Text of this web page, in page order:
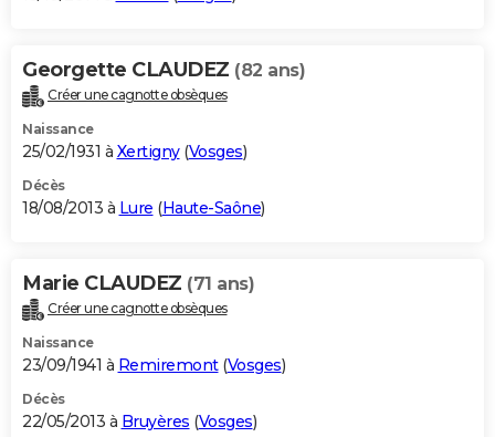
Georgette CLAUDEZ (82 ans)
Créer une cagnotte obsèques
Naissance
25/02/1931 à Xertigny(Vosges)
Décès
18/08/2013 à Lure (Haute-Saône)
Marie CLAUDEZ (71 ans)
Créer une cagnotte obsèques
Naissance
23/09/1941 à Remiremont(Vosges)
Décès
22/05/2013 à Bruyères (Vosges)